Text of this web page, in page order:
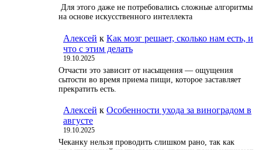
Для этого даже не потребовались сложные алгоритмы
на основе искусственного интеллекта
Алексей к Как мозг решает, сколько нам есть, и
что с этим делать
19.10.2025
Отчасти это зависит от насыщения — ощущения
сытости во время приема пищи, которое заставляет
прекратить есть.
Алексей к Особенности ухода за виноградом в
августе
19.10.2025
Чеканку нельзя проводить слишком рано, так как